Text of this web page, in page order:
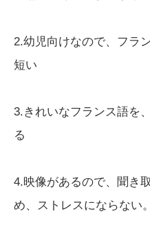
2.幼児向けなので、フラ
短い
3.きれいなフランス語を
る
4.映像があるので、聞き
め、ストレスにならない。